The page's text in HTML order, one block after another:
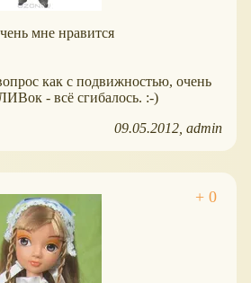
мне нравится
как с подвижностью, очень
- всё сгибалось. :-)
09.05.2012 admin